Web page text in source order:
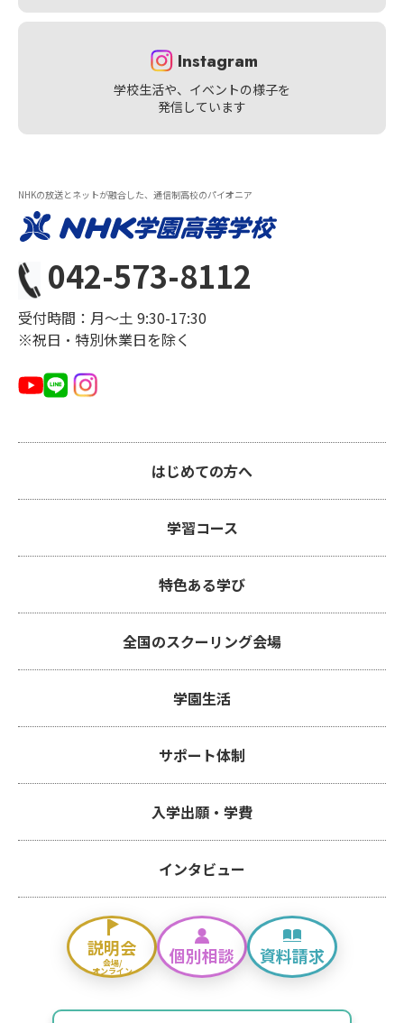
Instagram
学校生活や、イベントの様子を
発信しています
NHKの放送とネットが融合した、通信制高校のパイオニア
042-573-8112
受付時間：月〜土 9:30-17:30
※祝日・特別休業日を除く
はじめての方へ
学習コース
特色ある学び
全国のスクーリング会場
学園生活
サポート体制
入学出願・学費
インタビュー
説明会
会場/
オンライン
個別相談 資料請求